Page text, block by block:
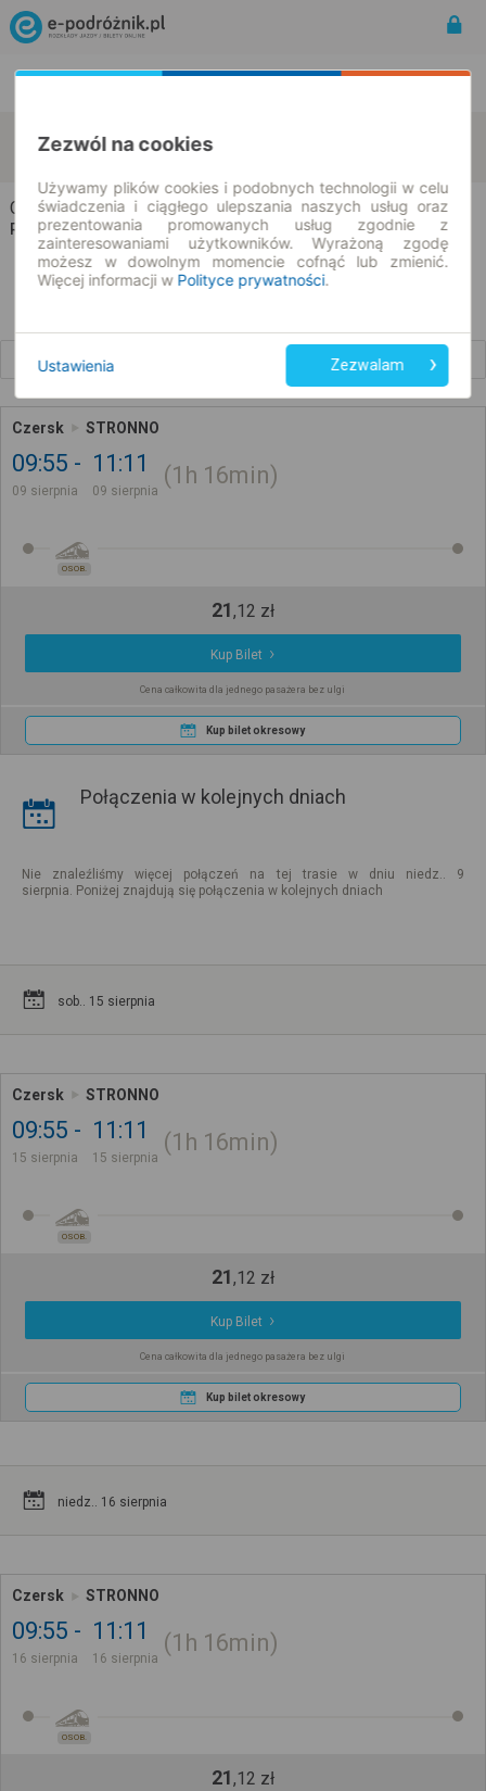
Czersk
Stronno
Czersk → Stronno
Rozkład jazdy i bilety
Czersk STRONNO
09:55
09 sierpnia
11:11
09 sierpnia
1h 16min
OSOB.
21,12 zł
Kup Bilet
Cena całkowita dla jednego pasażera bez ulgi
Kup bilet okresowy
Połączenia w kolejnych dniach
Nie znaleźliśmy więcej połączeń na tej trasie w dniu niedz.. 9
sierpnia. Poniżej znajdują się połączenia w kolejnych dniach
sob.. 15 sierpnia
Czersk STRONNO
09:55
15 sierpnia
11:11
15 sierpnia
1h 16min
OSOB.
21,12 zł
Kup Bilet
Cena całkowita dla jednego pasażera bez ulgi
Kup bilet okresowy
niedz.. 16 sierpnia
Czersk STRONNO
09:55
16 sierpnia
11:11
16 sierpnia
1h 16min
OSOB.
21,12 zł
Zezwól na cookies
Używamy plików cookies i podobnych technologii w celu
świadczenia i ciągłego ulepszania naszych usług oraz
prezentowania promowanych usług zgodnie z
zainteresowaniami użytkowników. Wyrażoną zgodę
możesz w dowolnym momencie cofnąć lub zmienić.
Więcej informacji w Polityce prywatności.
Ustawienia Zezwalam